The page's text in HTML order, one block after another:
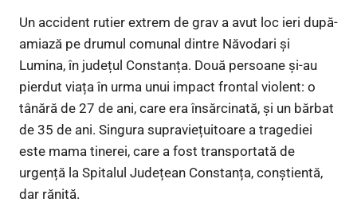
Un accident rutier extrem de grav a avut loc ieri după-
amiază pe drumul comunal dintre Năvodari și
Lumina, în județul Constanța. Două persoane și-au
pierdut viața în urma unui impact frontal violent: o
tânără de 27 de ani, care era însărcinată, și un bărbat
de 35 de ani. Singura supraviețuitoare a tragediei
este mama tinerei, care a fost transportată de
urgență la Spitalul Județean Constanța, conștientă,
dar rănită.